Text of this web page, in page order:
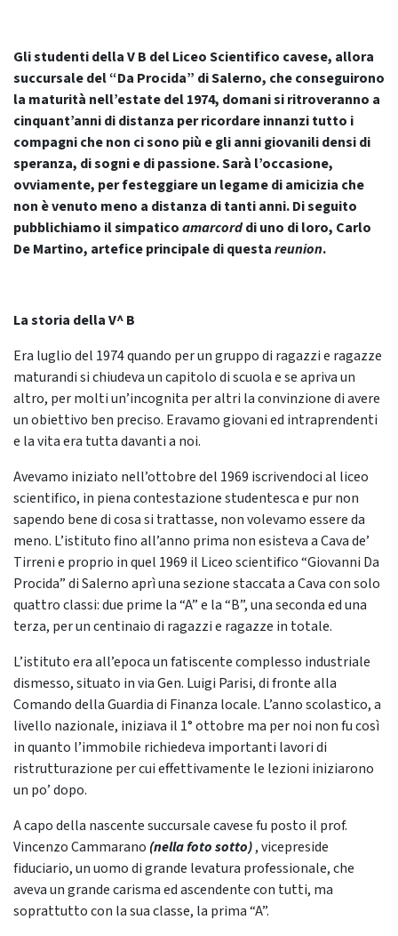
Gli studenti della V B del Liceo Scientifico cavese, allora
succursale del “Da Procida” di Salerno, che conseguirono
la maturità nell’estate del 1974, domani si ritroveranno a
cinquant’anni di distanza per ricordare innanzi tutto i
compagni che non ci sono più e gli anni giovanili densi di
speranza, di sogni e di passione. Sarà l’occasione,
ovviamente, per festeggiare un legame di amicizia che
non è venuto meno a distanza di tanti anni. Di seguito
pubblichiamo il simpaticoamarcorddi uno di loro, Carlo
De Martino, artefice principale di questareunion.
La storia della V^ B
Era luglio del 1974 quando per un gruppo di ragazzi e ragazze
maturandi si chiudeva un capitolo di scuola e se apriva un
altro, per molti un’incognita per altri la convinzione di avere
un obiettivo ben preciso. Eravamo giovani ed intraprendenti
e la vita era tutta davanti a noi.
Avevamo iniziato nell’ottobre del 1969 iscrivendoci al liceo
scientifico, in piena contestazione studentesca e pur non
sapendo bene di cosa si trattasse, non volevamo essere da
meno. L’istituto fino all’anno prima non esisteva a Cava de’
Tirreni e proprio in quel 1969 il Liceo scientifico “Giovanni Da
Procida” di Salerno aprì una sezione staccata a Cava con solo
quattro classi: due prime la “A” e la “B”, una seconda ed una
terza, per un centinaio di ragazzi e ragazze in totale.
L’istituto era all’epoca un fatiscente complesso industriale
dismesso, situato in via Gen. Luigi Parisi, di fronte alla
Comando della Guardia di Finanza locale. L’anno scolastico, a
livello nazionale, iniziava il 1° ottobre ma per noi non fu così
in quanto l’immobile richiedeva importanti lavori di
ristrutturazione per cui effettivamente le lezioni iniziarono
un po’ dopo.
A capo della nascente succursale cavese fu posto il prof.
Vincenzo Cammarano (nella foto sotto), vicepreside
fiduciario, un uomo di grande levatura professionale, che
aveva un grande carisma ed ascendente con tutti, ma
soprattutto con la sua classe, la prima “A”.